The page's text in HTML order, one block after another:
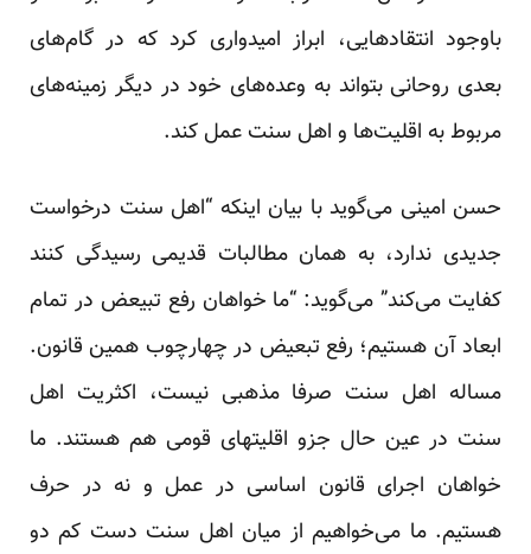
باوجود انتقادهایی، ابراز امیدواری کرد که در گام‌های
بعدی روحانی بتواند به وعده‌های خود در دیگر زمینه‌های
مربوط به اقلیت‌ها و اهل سنت عمل کند.
حسن امینی می‌گوید با بیان اینکه “اهل سنت درخواست
جدیدی ندارد، به همان مطالبات قدیمی رسیدگی کنند
کفایت می‌کند” می‌گوید: “ما خواهان رفع تبیعض در تمام
ابعاد آن هستیم؛ رفع تبعیض در چهارچوب همین قانون.
مساله اهل سنت صرفا مذهبی نیست، اکثریت اهل
سنت در عین حال جزو اقلیتهای قومی هم هستند. ما
خواهان اجرای قانون اساسی در عمل و نه در حرف
هستیم. ما می‌خواهیم از میان اهل سنت دست کم دو